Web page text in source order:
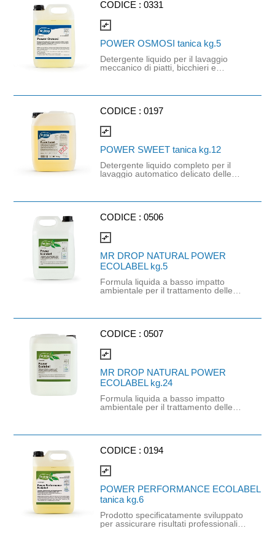
deodorante e sanitizzante
igiene. Da utilizzarsi in presenza di
acque non particolarmente dure.
CODICE :0331
compare_arrows
POWER OSMOSI tanica kg.5
Detergente liquido per il lavaggio
meccanico di piatti, bicchieri e
efficacemente macchie e residui di
minime. Compatibile con tutte le
dosatore dedicato. Specifico per
CODICE :0197
compare_arrows
POWER SWEET tanica kg.12
Detergente liquido completo per il
lavaggio automatico delicato delle
macchine lavastoviglie. Progettato
una forte azione detergente
igiene con ottimi risultati di lavaggio.
Adatto all'uso in acque osmotizzate.
CODICE :0506
compare_arrows
MR DROP NATURAL POWER
ECOLABEL kg.5
Formula liquida a basso impatto
ambientale per il trattamento delle
efficacemente macchie, grasso e
cloro e fosfati. Assicura risultati
di bicchieri e stoviglie in genere.
Prodotto certificato ECOLABEL.
CODICE :0507
compare_arrows
MR DROP NATURAL POWER
ECOLABEL kg.24
Formula liquida a basso impatto
ambientale per il trattamento delle
efficacemente macchie, grasso e
cloro e fosfati. Prodotto certificato
professionali nel lavaggio meccanico
di bicchieri e stoviglie in genere.
CODICE :0194
compare_arrows
POWER PERFORMANCE ECOLABEL
tanica kg.6
Prodotto specificatamente sviluppato
per assicurare risultati professionali